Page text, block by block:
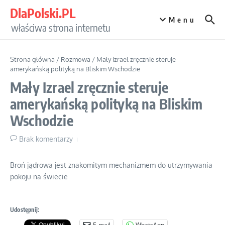
DlaPolski.PL
właściwa strona internetu
Menu
Strona główna / Rozmowa / Mały Izrael zręcznie steruje
amerykańską polityką na Bliskim Wschodzie
Mały Izrael zręcznie steruje
amerykańską polityką na Bliskim
Wschodzie
Brak komentarzy
Broń jądrowa jest znakomitym mechanizmem do utrzymywania
pokoju na świecie
Udostępnij: